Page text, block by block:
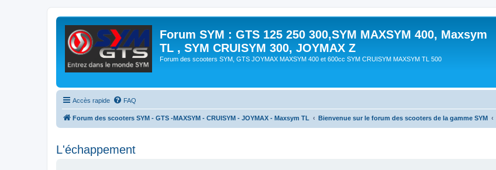
Forum SYM : GTS 125 250 300,SYM MAXSYM 400, Maxsym
TL , SYM CRUISYM 300, JOYMAX Z
Forum des scooters SYM, GTS JOYMAX MAXSYM 400 et 600cc SYM CRUISYM MAXSYM TL 500
Accès rapide FAQ
Forum des scooters SYM - GTS -MAXSYM - CRUISYM - JOYMAX - Maxsym TL Bienvenue sur le forum des scooters de la gamme SYM
L'échappement